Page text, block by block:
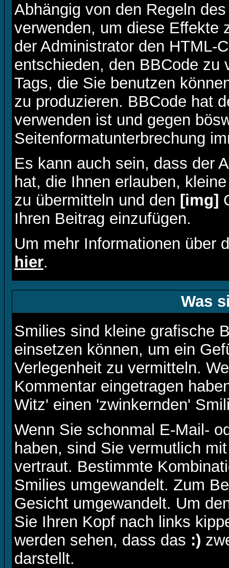
Abhängig von den Regeln
verwenden, um diese Effekte
der Administrator den HTML-
entschieden, den BBCode zu
Tags, die Sie benutzen
zu produzieren. BBCode hat
verwenden ist und gegen
Seitenformatunterbrechung
Es kann auch sein, dass der
hat, die Ihnen erlauben,
zu übermitteln und den [img]
Ihren Beitrag einzufügen.
Um mehr Informationen über
hier.
Was
Smilies sind kleine grafische
einsetzen können, um ein
Verlegenheit zu vermitteln.
Kommentar eingetragen
Witz' einen 'zwinkernden'
Wenn Sie schonmal E-Mail-
haben, sind Sie vermutlich
vertraut. Bestimmte
Smilies umgewandelt. Zum
Gesicht umgewandelt. Um
Sie Ihren Kopf nach links
werden sehen, dass das :)
darstellt.